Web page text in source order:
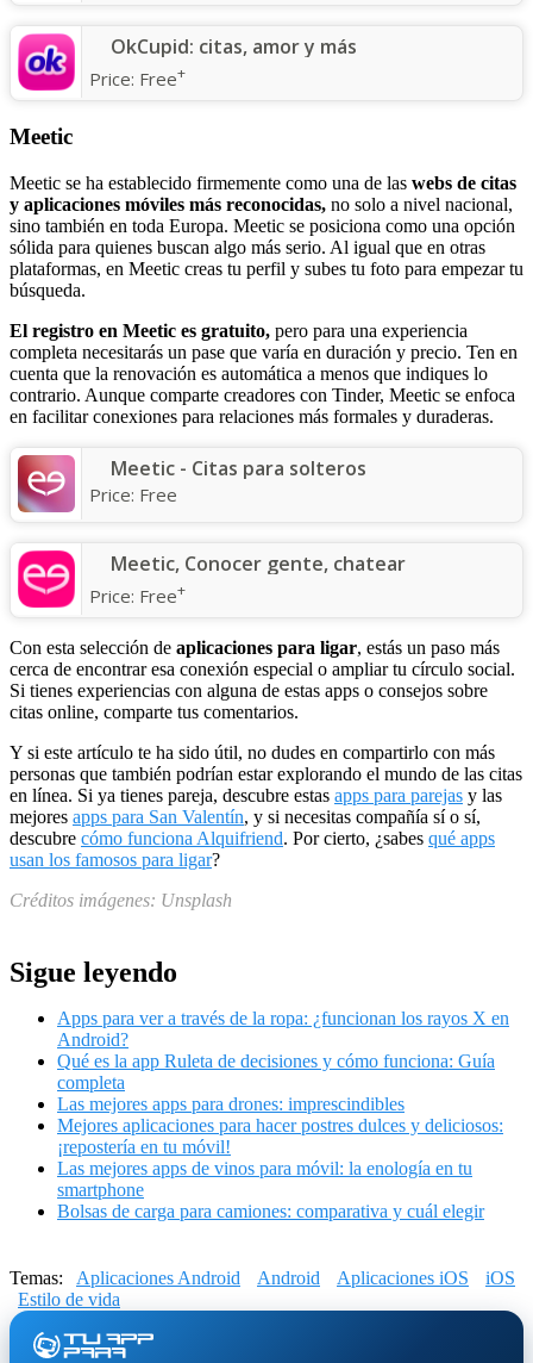
OkCupid: citas, amor y más
Price: Free+
Meetic
Meetic se ha establecido firmemente como una de las webs de citas
y aplicaciones móviles más reconocidas, no solo a nivel nacional,
sino también en toda Europa. Meetic se posiciona como una opción
sólida para quienes buscan algo más serio. Al igual que en otras
plataformas, en Meetic creas tu perfil y subes tu foto para empezar tu
búsqueda.
El registro en Meetic es gratuito, pero para una experiencia
completa necesitarás un pase que varía en duración y precio. Ten en
cuenta que la renovación es automática a menos que indiques lo
contrario. Aunque comparte creadores con Tinder, Meetic se enfoca
en facilitar conexiones para relaciones más formales y duraderas.
Meetic - Citas para solteros
Price: Free
Meetic, Conocer gente, chatear
Price: Free+
Con esta selección de aplicaciones para ligar, estás un paso más
cerca de encontrar esa conexión especial o ampliar tu círculo social.
Si tienes experiencias con alguna de estas apps o consejos sobre
citas online, comparte tus comentarios.
Y si este artículo te ha sido útil, no dudes en compartirlo con más
personas que también podrían estar explorando el mundo de las citas
en línea. Si ya tienes pareja, descubre estas apps para parejas y las
mejores apps para San Valentín, y si necesitas compañía sí o sí,
descubre cómo funciona Alquifriend. Por cierto, ¿sabes qué apps
usan los famosos para ligar?
Créditos imágenes: Unsplash
Sigue leyendo
Apps para ver a través de la ropa: ¿funcionan los rayos X en
Android?
Qué es la app Ruleta de decisiones y cómo funciona: Guía
completa
Las mejores apps para drones: imprescindibles
Mejores aplicaciones para hacer postres dulces y deliciosos:
¡repostería en tu móvil!
Las mejores apps de vinos para móvil: la enología en tu
smartphone
Bolsas de carga para camiones: comparativa y cuál elegir
Temas: Aplicaciones Android Android Aplicaciones iOS
iOS
Estilo de vida